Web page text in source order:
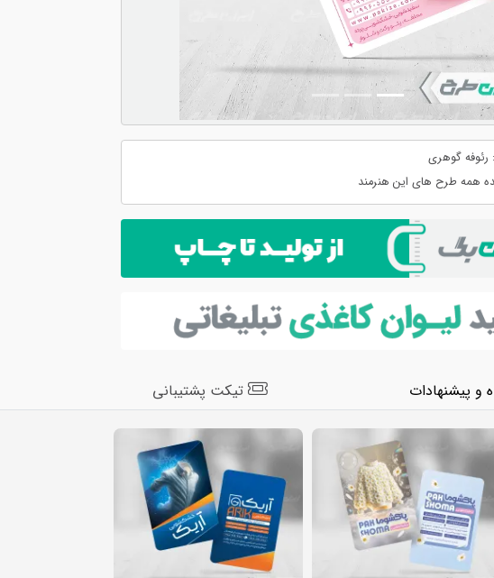
رئوفه گوهری
همه طرح های این هنرمند
تیکت پشتیبانی